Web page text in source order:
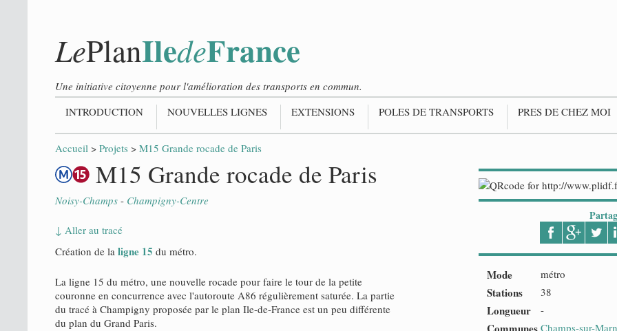
LePlanIledeFrance
Une initiative citoyenne pour l'amélioration des transports en commun.
INTRODUCTION
NOUVELLES LIGNES EXTENSIONS POLES DE TRANSPORTS PRES DE CHEZ MOI
Accueil > Projets > M15 Grande rocade de Paris
Mode métro
Stations 38
Longueur -
Champs-sur-
M15 Grande rocade de Paris
Noisy-Champs - Champigny-Centre
↓ Aller au tracé
Création de la ligne 15 du métro.
La ligne 15 du métro, une nouvelle rocade pour faire le tour de la petite
couronne en concurrence avec l'autoroute A86 régulièrement saturée. La partie
du tracé à Champigny proposée par le plan Ile-de-France est un peu différente
du plan du Grand Paris.